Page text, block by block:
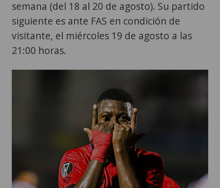
semana (del 18 al 20 de agosto). Su partido
siguiente es ante FAS en condición de
visitante, el miércoles 19 de agosto a las
21:00 horas.